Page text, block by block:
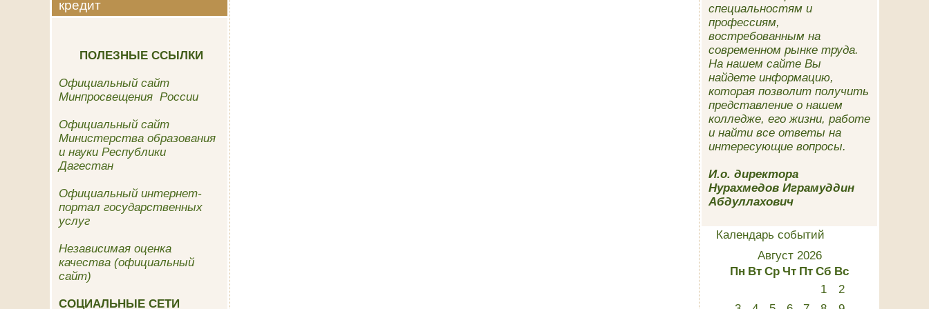
кредит
ПОЛЕЗНЫЕ ССЫЛКИ
Официальный сайт
Минпросвещения России
Официальный сайт
Министерства образования
и науки Республики
Дагестан
Официальный интернет-
портал государственных
услуг
Независимая оценка
качества (официальный
сайт)
СОЦИАЛЬНЫЕ СЕТИ
специальностям и
профессиям,
востребованным на
современном рынке труда.
На нашем сайте Вы
найдете информацию,
которая позволит получить
представление о нашем
колледже, его жизни, работе
и найти все ответы на
интересующие вопросы.
И.о. директора
Нурахмедов Играмуддин
Абдуллахович
Календарь событий
Август 2026
Пн Вт Ср Чт Пт Сб Вс
1
2